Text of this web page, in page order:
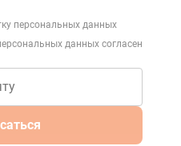
персональных данных
данных согласен